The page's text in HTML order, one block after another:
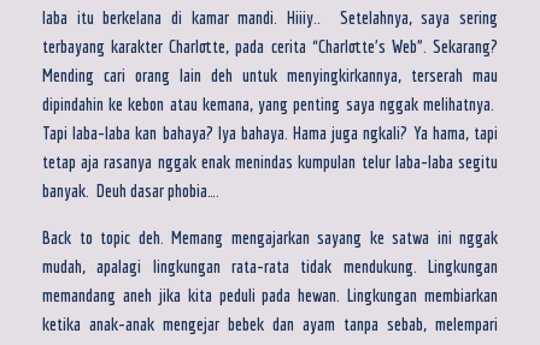
laba itu berkelana di kamar mandi. Hiiiy.. Setelahnya, saya sering
terbayang karakter Charlotte, pada cerita “Charlotte’s Web”. Sekarang?
Mending cari orang lain deh untuk menyingkirkannya, terserah mau
dipindahin ke kebon atau kemana, yang penting saya nggak melihatnya.
Tapi laba-laba kan bahaya? Iya bahaya. Hama juga ngkali? Ya hama, tapi
tetap aja rasanya nggak enak menindas kumpulan telur laba-laba segitu
banyak. Deuh dasar phobia….
Back to topic deh. Memang mengajarkan sayang ke satwa ini nggak
mudah, apalagi lingkungan rata-rata tidak mendukung. Lingkungan
memandang aneh jika kita peduli pada hewan. Lingkungan membiarkan
ketika anak-anak mengejar bebek dan ayam tanpa sebab, melempari